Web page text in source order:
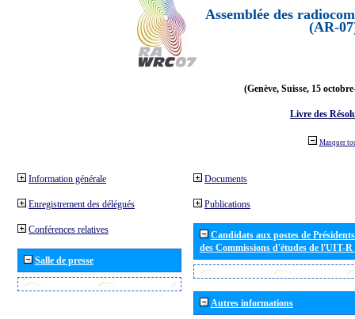
Assemblée des
(AR-
(Genève, Suisse, 15
Livre des
Masquer
Information générale
Enregistrement des délégués
Conférences relatives
Salle de presse
Documents
Publications
Candidats aux postes de
des Commissions d'études de l'UIT-
Autres informations